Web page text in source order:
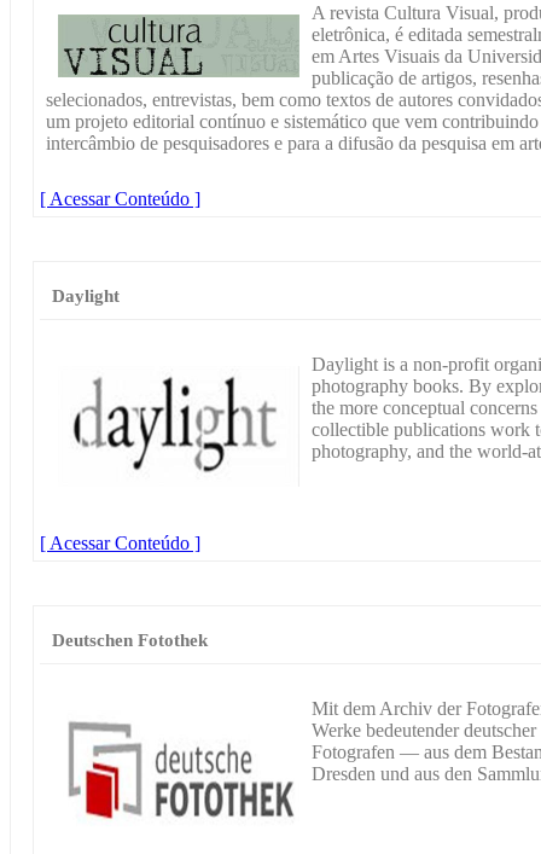
A revista Cultura Visual,
eletrônica, é editada
em Artes Visuais da
publicação de artigos,
selecionados, entrevistas, bem como textos de autores
um projeto editorial contínuo e sistemático que vem contribuindo
intercâmbio de pesquisadores e para a difusão da pesquisa em
[ Acessar Conteúdo ]
Daylight
Daylight is a non-profit
photography books. By
the more conceptual
collectible publications work
photography, and the world-
[ Acessar Conteúdo ]
Deutschen Fotothek
Mit dem Archiv der
Werke bedeutender
Fotografen — aus dem
Dresden und aus den